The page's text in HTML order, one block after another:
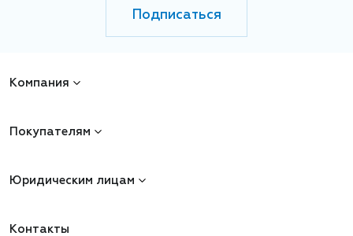
Подписаться
Компания
Покупателям
Юридическим лицам
Контакты